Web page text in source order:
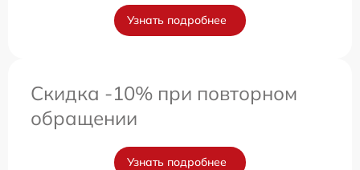
Узнать подробнее
Скидка -10% при повторном
обращении
Узнать подробнее